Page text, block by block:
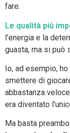
fare.
Le qualità più
l’energia e la
guasta, ma si può
Io, ad esempio,
smettere di
abbastanza
era diventato
Ma basta